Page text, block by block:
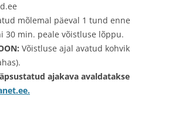
mõlemal päeval 1 tund enne
30 min. peale võistluse lõppu.
Võistluse ajal avatud kohvik
ajakava avaldatakse